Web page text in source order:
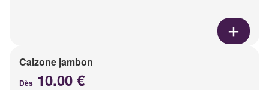
Calzone jambon
Dès 10.00 €